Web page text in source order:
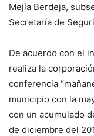
Mejía Berdeja,
Secretaría de
De acuerdo con el
realiza la
conferencia
municipio con la
con un acumulado
de diciembre del